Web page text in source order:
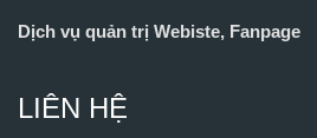
Dịch vụ quản trị Webiste, Fanpage
LIÊN HỆ